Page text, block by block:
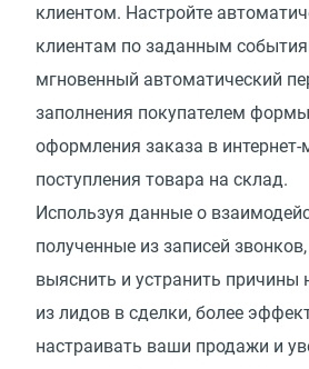
клиентом. Настройте
клиентам по заданным
мгновенный автоматический
заполнения покупателем формы
оформления заказа в интернет-
поступления товара на склад.
Используя данные о
полученные из записей
выяснить и устранить причины
из лидов в сделки, более
настраивать ваши продажи и